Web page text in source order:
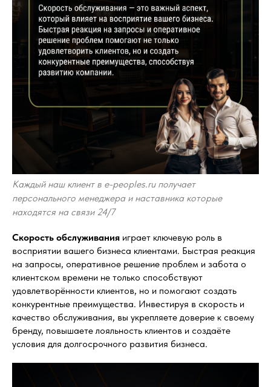
Каждый наш клиент в e-peoples.ru получает
персонального менеджера и наставника которые
находятся на связи 24/7
Скорость обслуживания играет ключевую роль в
восприятии вашего бизнеса клиентами. Быстрая реакция
на запросы, оперативное решение проблем и забота о
клиентском времени не только способствуют
удовлетворённости клиентов, но и помогают создать
конкурентные преимущества. Инвестируя в скорость и
качество обслуживания, вы укрепляете доверие к своему
бренду, повышаете лояльность клиентов и создаёте
условия для долгосрочного развития бизнеса.